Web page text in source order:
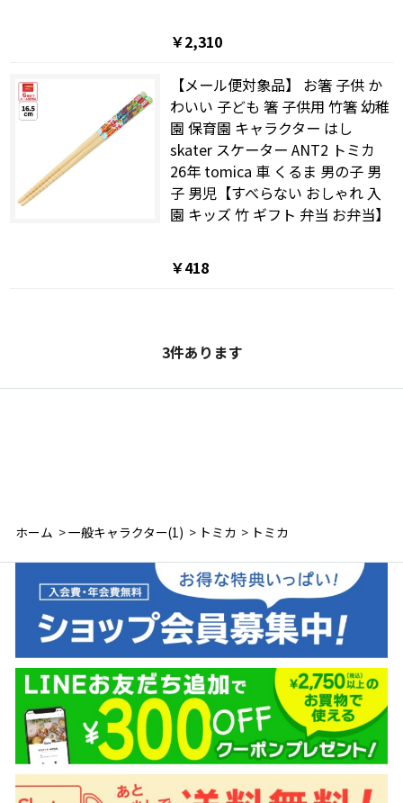
￥2,310
【メール便対象品】 お箸 子供 か
わいい 子ども 箸 子供用 竹箸 幼稚
園 保育園 キャラクター はし
skater スケーター ANT2 トミカ
26年 tomica 車 くるま 男の子 男
子 男児【すべらない おしゃれ 入
園 キッズ 竹 ギフト 弁当 お弁当】
￥418
3件あります
ホーム >一般キャラクター(1) > トミカ > トミカ